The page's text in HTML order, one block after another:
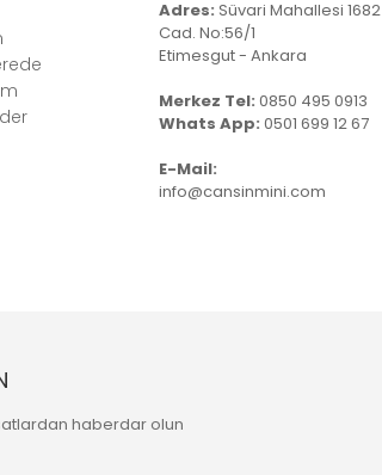
Adres: Süvari Mahallesi 1682
Cad. No:56/1
Etimesgut - Ankara
Merkez Tel: 0850 495 0913
Whats App: 0501 699 12 67
E-Mail:
info@cansinmini.com
haberdar olun